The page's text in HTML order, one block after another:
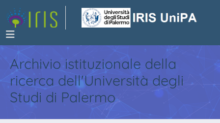
Archivio istituzionale della
ricerca dell'Università degli
Studi di Palermo